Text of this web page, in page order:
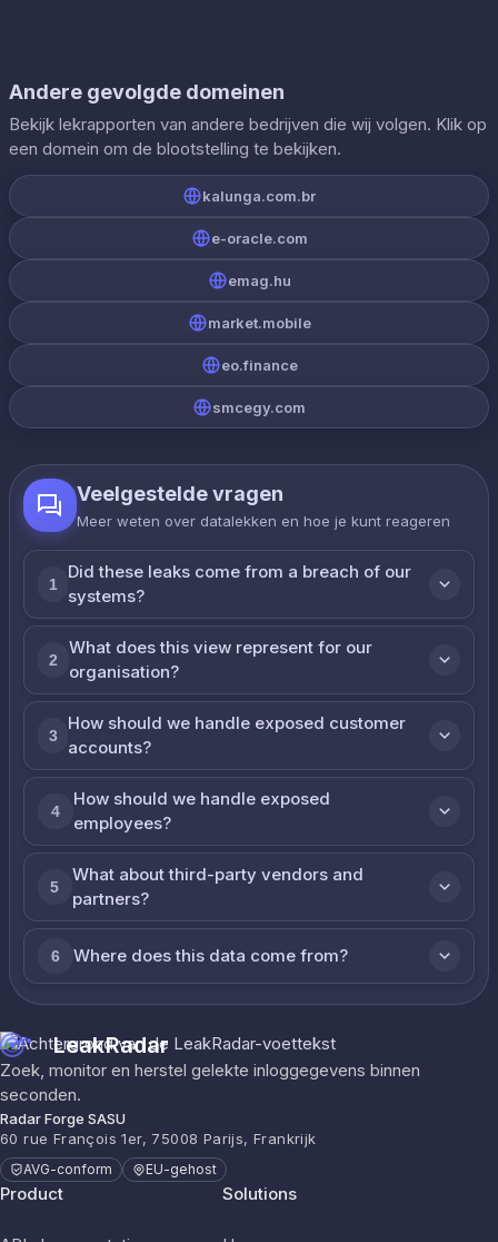
Andere gevolgde domeinen
Bekijk lekrapporten van andere bedrijven die wij volgen. Klik op
een domein om de blootstelling te bekijken.
kalunga.com.br
e-oracle.com
emag.hu
market.mobile
eo.finance
smcegy.com
Veelgestelde vragen
Meer weten over datalekken en hoe je kunt reageren
1
Did these leaks come from a breach of our
systems?
2
What does this view represent for our
organisation?
3
How should we handle exposed customer
accounts?
4
How should we handle exposed
employees?
5
What about third-party vendors and
partners?
6 Where does this data come from?
LeakRadar
Zoek, monitor en herstel gelekte inloggegevens binnen
seconden.
Radar Forge SASU
60 rue François 1er, 75008 Parijs, Frankrijk
AVG-conform EU-gehost
Product Solutions